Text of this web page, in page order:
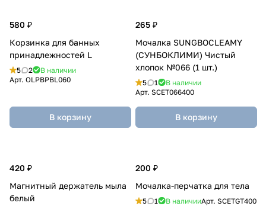
580 ₽
Корзинка для банных
принадлежностей L
5 2
В наличии
Арт. OLPBPBL060
В корзину
265 ₽
Мочалка SUNGBOCLEAMY
(СУНБОКЛИМИ) Чистый
хлопок №066 (1 шт.)
5 1
В наличии
Арт. SCET066400
В корзину
420 ₽
Магнитный держатель мыла
белый
200 ₽
Мочалка-перчатка для тела
5 1 В наличииАрт. SCETGT400